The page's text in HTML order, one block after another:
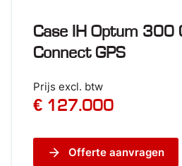
Case IH Optum 300
Connect GPS
Prijs excl. btw
€ 127.000
arrow_forward Offerte aanvragen